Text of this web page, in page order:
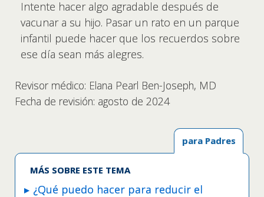
Intente hacer algo agradable después de
vacunar a su hijo. Pasar un rato en un parque
infantil puede hacer que los recuerdos sobre
ese día sean más alegres.
Revisor médico: Elana Pearl Ben-Joseph, MD
Fecha de revisión: agosto de 2024
para Padres
MÁS SOBRE ESTE TEMA
¿Qué puedo hacer para reducir el